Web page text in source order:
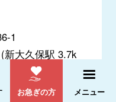
1
(新大久保駅 3.7k
詳細を見る
電話をかける
お急ぎの方 メニュー